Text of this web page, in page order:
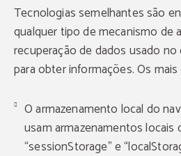
Tecnologias semelhantes são
qualquer tipo de mecanismo de
recuperação de dados usado
para obter informações. Os
O armazenamento local do
usam armazenamentos locais
“sessionStorage” e